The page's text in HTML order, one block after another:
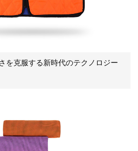
を克服する新時代のテクノロジー